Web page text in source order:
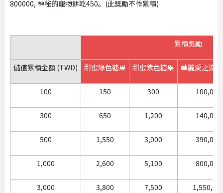
800000, 神秘的寵物餅乾450。(此獎勵不作累積)
累積獎勵
儲值累積金額 (TWD) 甜蜜綠色糖果 甜蜜紫色糖果 華麗愛之流
100 150 300 100,000
300 650 1,200 140,000
500 1,550 3,000 390,000
1,000 2,600 5,100 800,000
3,000 3,800 7,500